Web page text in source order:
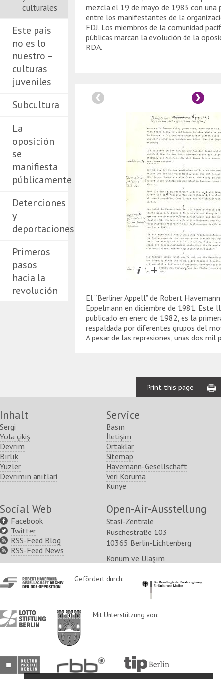
culturales
Este país
no es lo
nuestro –
culturas
juveniles
Subcultura
La
oposición
se
manifiesta
públicamente
Detenciones
y
deportaciones
Primeros
pasos
hacia la
revolución
mezcla el 19 de mayo de 1983 con una
entre los manifestantes de la
FDJ. Los miembros de la comunidad
públicas marcan la evolución de la
RDA.
El “Berliner Appell” de Robert
Eppelmann en diciembre de 1981. Este
publicado en enero de 1982, es la
respaldada por diferentes grupos del
A pesar de las represiones, unas dos mil
Print this page
Inhalt
Sergi
Yola çikiş
Devrım
Bırlık
Yüzler
Devrımın anıtlari
Service
Basın
İletişim
Ortaklar
Sitemap
Havemann-Gesellschaft
Veri Koruma
Künye
Social Web
Facebook
Twitter
RSS-Feed Blog
RSS-Feed News
Open-Air-Ausstellung
Stasi-Zentrale
Ruschestraße 103
10365 Berlin-Lichtenberg
Konum ve Ulaşım
http://www.havemann-
gesellschaft.de/
Gefördert durch: http://
http://www.lotto-
stiftung-
http://www.berlin.de/ba-
lichtenberg/
Mit Unterstützung von:
http://www.kulturprojekte-
berlin.de/
http://www.rbb-
online.de/
http://www.tip-
berlin.de/